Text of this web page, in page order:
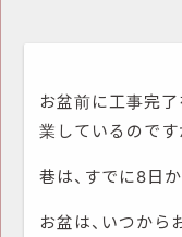
お盆前に工事完了
業しているのです
巷は、すでに8日
お盆は、いつか